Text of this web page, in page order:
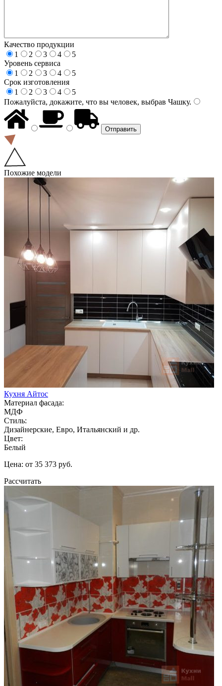
Качество продукции
1
2 3 4
5
Уровень сервиса
1
2 3 4
5
Срок изготовления
1
2 3 4
5
Пожалуйста, докажите, что вы человек, выбрав Чашку.
Похожие модели
Кухня Айтос
Материал фасада:
МДФ
Стиль:
Дизайнерские, Евро, Итальянский и др.
Цвет:
Белый
Цена: от 35 373 руб.
Рассчитать